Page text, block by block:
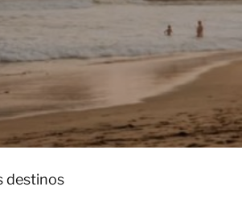
destinos